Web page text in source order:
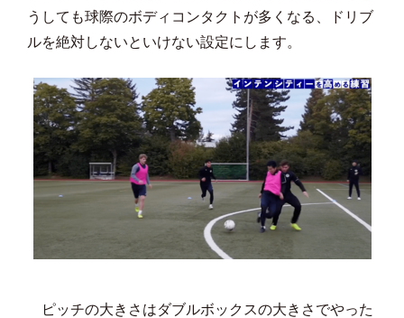
うしても球際のボディコンタクトが多くなる、ドリブ
ルを絶対しないといけない設定にします。
ピッチの大きさはダブルボックスの大きさでやった